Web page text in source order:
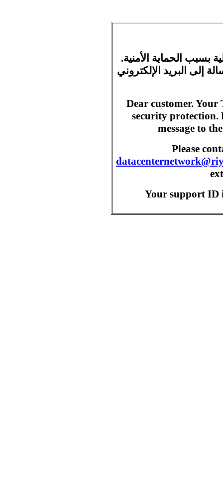
بسبب الحماية الأمنية.
إلى البريد الإلكتروني
Dear customer. Your
security protection.
message to
Please
Your support ID